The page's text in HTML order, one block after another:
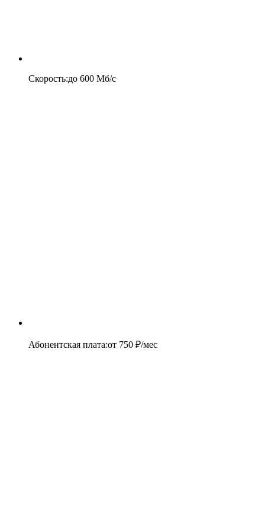
Скорость:до 600 Мб/c
Абонентская плата:от 750 ₽/мес